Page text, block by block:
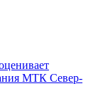
МТК Север-